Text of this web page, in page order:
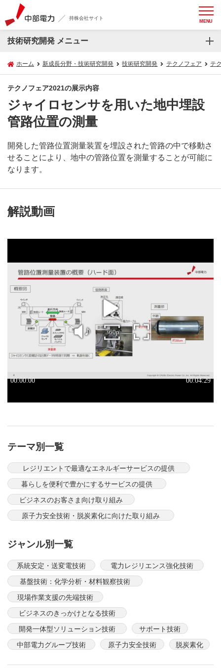
持株会社サイト MENU
技術研究開発 メニュー
ホーム 新成長分野・技術研究開発 技術研究開発 テクノフェア テ
テクノフェア2021の展示内容
ジャイロセンサを用いた地中埋設
管路位置の測量
開発した管路位置測量装置を埋設された管路の中で移動さ
せることにより、地中の管路位置を測量することが可能に
なります。
解説動画
テーマ別一覧
レジリエントで最適なエネルギーサービスの提供
暮らしを便利で豊かにするサービスの提供
ビジネスのお客さま向け取り組み
原子力安全技術・脱炭素化に向けた取り組み
ジャンル別一覧
系統安定・送変電技術
電力レジリエンス強化技術
基盤技術：化学分析・材料観察技術
現場作業支援の先端技術
ビジネスのきっかけとなる技術
開発一体型ソリューション技術
サポート技術
中部電力グループ技術
原子力安全技術 脱炭素化